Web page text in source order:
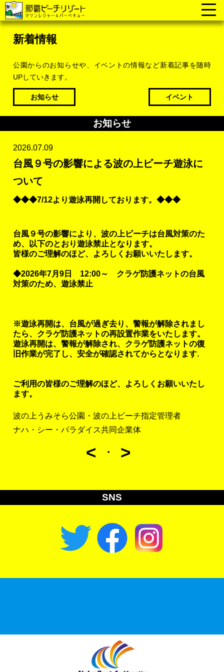
新着情報
公園からのお知らせや、イベントの情報など新着記事を随時
UPしていきます。
お知らせ イベント
お知らせ
2026.07.09
台風９号の影響による波の上ビーチ遊泳に
ついて
◆◆◆7/12より遊泳再開しております。◆◆◆
台風９号の影響により、波の上ビーチは台風対策のた
め、以下のとおり遊泳禁止となります。
皆様のご理解のほど、よろしくお願いいたします。
◆2026年7月9日 12:00～ クラゲ防護ネットの台風
対策のため、遊泳禁止
※遊泳再開は、台風が過ぎ去り、警報が解除されまし
たら、クラゲ防護ネットの再設置作業をいたします。
遊泳再開は、警報が解除され、クラゲ防護ネットの復
旧作業が完了し、安全が確認されてからとなります.
ご利用の皆様のご理解のほど、よろしくお願いいたし
ます。
波の上うみそら公園・波の上ビーチ指定管理者
ナハ・シー・パラダイス共同企業体
< ・ >
SNS